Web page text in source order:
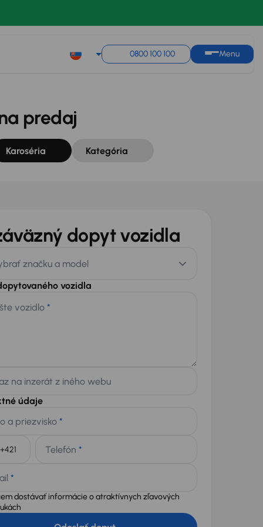
0800 100 100 Menu
predaj
Karoséria Kategória
dopyt vozidla
značku a model
vozidla
vozidlo *
na inzerát z iného webu
údaje
a priezvisko *
Telefón *
*
dostávať informácie o atraktívnych zľavových